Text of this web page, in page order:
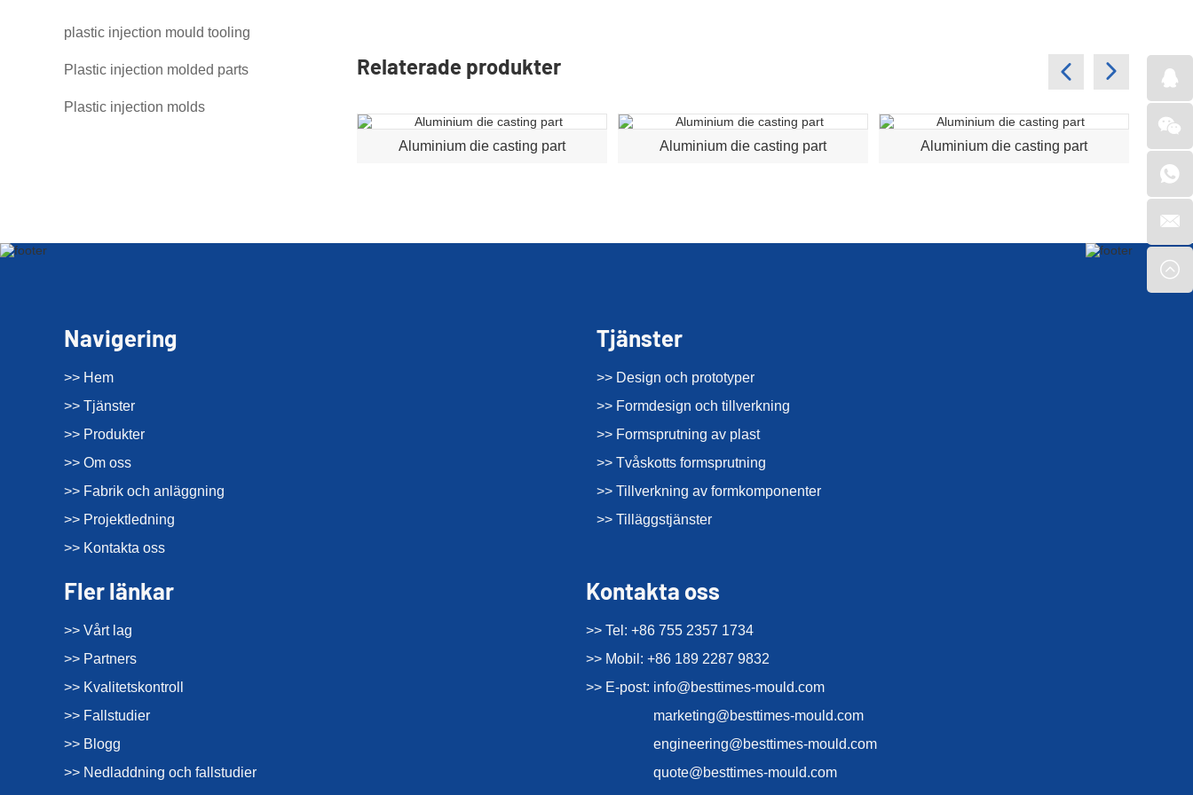
Relaterade produkter
Aluminium die casting part Aluminium die casting part Aluminium die casting part
plastic injection mould tooling
Plastic injection molded parts
Plastic injection molds
Navigering
>> Hem
>> Tjänster
>> Produkter
>> Om oss
>> Fabrik och anläggning
>> Projektledning
>> Kontakta oss
Tjänster
>> Design och prototyper
>> Formdesign och tillverkning
>> Formsprutning av plast
>> Tvåskotts formsprutning
>> Tillverkning av formkomponenter
>> Tilläggstjänster
Fler länkar
>> Vårt lag
>> Partners
>> Kvalitetskontroll
>> Fallstudier
>> Blogg
>> Nedladdning och fallstudier
Kontakta oss
>> Tel: +86 755 2357 1734
>> Mobil: +86 189 2287 9832
>> E-post: info@besttimes-mould.com
marketing@besttimes-mould.com
engineering@besttimes-mould.com
quote@besttimes-mould.com